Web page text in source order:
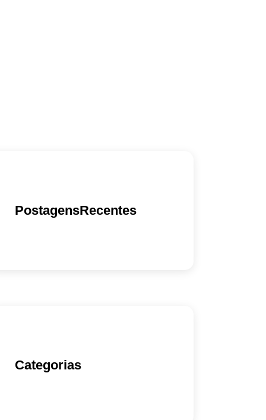
PostagensRecentes
Categorias